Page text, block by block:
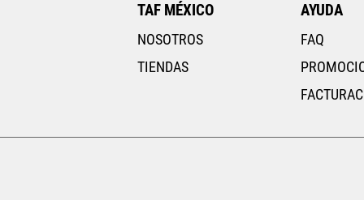
TAF MÉXICO
NOSOTROS
TIENDAS
AYUDA
FAQ